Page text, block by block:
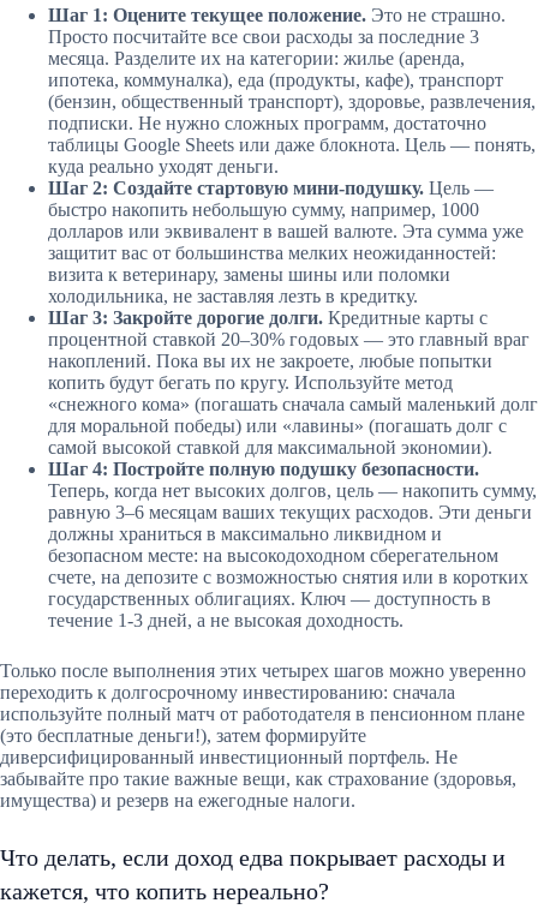
Шаг 1: Оцените текущее положение. Это не страшно.
Просто посчитайте все свои расходы за последние 3
месяца. Разделите их на категории: жилье (аренда,
ипотека, коммуналка), еда (продукты, кафе), транспорт
(бензин, общественный транспорт), здоровье, развлечения,
подписки. Не нужно сложных программ, достаточно
таблицы Google Sheets или даже блокнота. Цель — понять,
куда реально уходят деньги.
Шаг 2: Создайте стартовую мини-подушку. Цель —
быстро накопить небольшую сумму, например, 1000
долларов или эквивалент в вашей валюте. Эта сумма уже
защитит вас от большинства мелких неожиданностей:
визита к ветеринару, замены шины или поломки
холодильника, не заставляя лезть в кредитку.
Шаг 3: Закройте дорогие долги. Кредитные карты с
процентной ставкой 20–30% годовых — это главный враг
накоплений. Пока вы их не закроете, любые попытки
копить будут бегать по кругу. Используйте метод
«снежного кома» (погашать сначала самый маленький долг
для моральной победы) или «лавины» (погашать долг с
самой высокой ставкой для максимальной экономии).
Шаг 4: Постройте полную подушку безопасности.
Теперь, когда нет высоких долгов, цель — накопить сумму,
равную 3–6 месяцам ваших текущих расходов. Эти деньги
должны храниться в максимально ликвидном и
безопасном месте: на высокодоходном сберегательном
счете, на депозите с возможностью снятия или в коротких
государственных облигациях. Ключ — доступность в
течение 1-3 дней, а не высокая доходность.
Только после выполнения этих четырех шагов можно уверенно
переходить к долгосрочному инвестированию: сначала
используйте полный матч от работодателя в пенсионном плане
(это бесплатные деньги!), затем формируйте
диверсифицированный инвестиционный портфель. Не
забывайте про такие важные вещи, как страхование (здоровья,
имущества) и резерв на ежегодные налоги.
Что делать, если доход едва покрывает расходы и
кажется, что копить нереально?